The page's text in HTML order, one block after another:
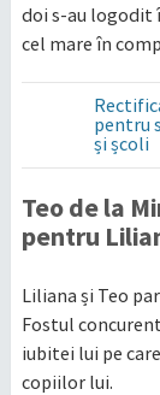
doi s-au logodit
cel mare în
pentru
și școli
Teo de la
pentru
Liliana și Teo
Fostul
iubitei lui pe
copiilor lui.